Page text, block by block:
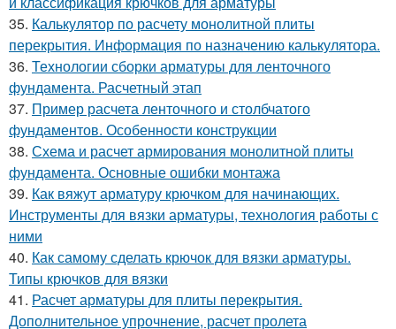
35. Калькулятор по расчету монолитной плиты
перекрытия. Информация по назначению калькулятора.
36. Технологии сборки арматуры для ленточного
фундамента. Расчетный этап
37. Пример расчета ленточного и столбчатого
фундаментов. Особенности конструкции
38. Схема и расчет армирования монолитной плиты
фундамента. Основные ошибки монтажа
39. Как вяжут арматуру крючком для начинающих.
Инструменты для вязки арматуры, технология работы с
ними
40. Как самому сделать крючок для вязки арматуры.
Типы крючков для вязки
41. Расчет арматуры для плиты перекрытия.
Дополнительное упрочнение, расчет пролета